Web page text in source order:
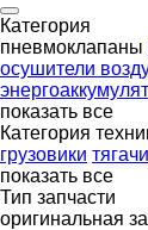
Категория
пневмоклапаны
осушители
показать все
Категория
грузовики тягачи
показать все
Тип запчасти
оригинальная